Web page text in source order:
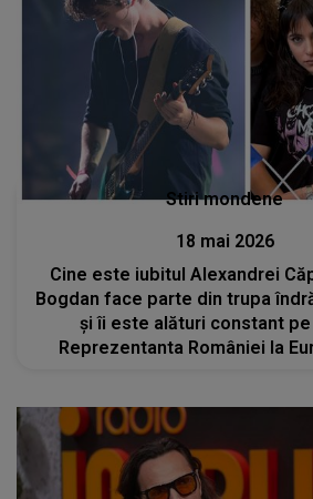
Stiri mondene
18 mai 2026
Cine este iubitul Alexandrei
Bogdan face parte din trupa
și îi este alături constant pe
Reprezentanta României la